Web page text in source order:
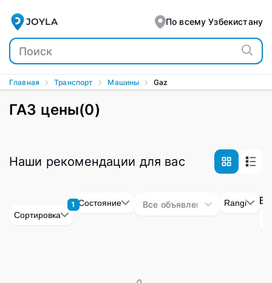
JOYLA По всему Узбекистану
Главная Транспорт Машины Gaz
ГАЗ цены(0)
Наши рекомендации для вас
Сортировка
1 Состояние Все объявления Rangi